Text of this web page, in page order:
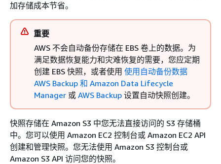
加存储成本节省。
重要
AWS 不会自动备份存储在 EBS 卷上的数据。为
满足数据恢复能力和灾难恢复的需要，您应定期
创建 EBS 快照，或者使用 使用自动备份数据
AWS Backup 和 Amazon Data Lifecycle
Manager 或 AWS Backup 设置自动快照创建。
快照存储在 Amazon S3 中您无法直接访问的 S3 存储桶
中。您可以使用 Amazon EC2 控制台或 Amazon EC2 API
创建和管理快照。您无法使用 Amazon S3 控制台或
Amazon S3 API 访问您的快照。